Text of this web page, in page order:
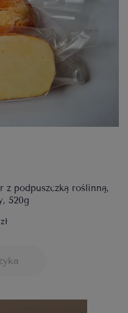
podpuszczką roślinną,
520g